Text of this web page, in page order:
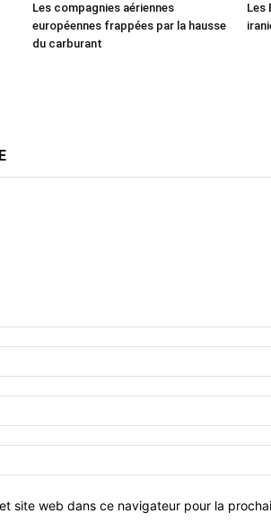
Les compagnies aériennes
européennes frappées par la hausse
du carburant
Les
site web dans ce navigateur pour la